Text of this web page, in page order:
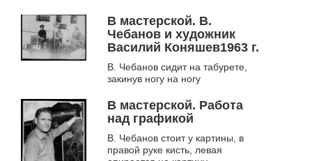
В мастерской. В.
Чебанов и художник
Василий Коняшев1963 г.
В. Чебанов сидит на табурете,
закинув ногу на ногу
В мастерской. Работа
над графикой
В. Чебанов стоит у картины, в
правой руке кисть, левая